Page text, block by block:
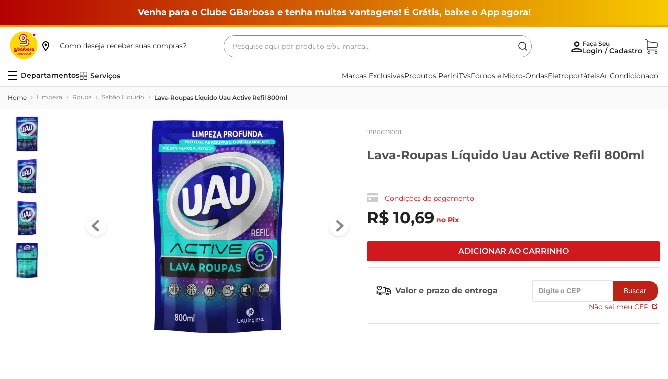
Venha para o Clube GBarbosa e tenha muitas vantagens! É Grátis, baixe o App agora!
Como deseja receber suas compras?
Pesquise aqui por produto e/ou marca...
Serviços Marcas ExclusivasProdutos PeriniTVsFornos e Micro-OndasEletroportáteisAr Condicionado
Limpeza Roupa Sabão Líquido Lava-Roupas Líquido Uau Active Refil 800ml
1880639001
Lava-Roupas Líquido Uau Active Refil 800ml
Condições de pagamento
R$ 10,69 no Pix
ADICIONAR AO CARRINHO
Valor e prazo de entrega Buscar
Não sei meu CEP
Termos mais buscados
maquina lavar
café
cerveja
frango
leite
vinho
leite pó
tv